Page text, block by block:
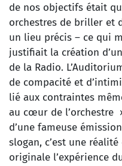
de nos objectifs était
orchestres de briller et
un lieu précis – ce qui
justifiait la création
de la Radio.
de compacité et
lié aux contraintes
au cœur de
d’une fameuse
slogan, c’est une
originale l’expérience